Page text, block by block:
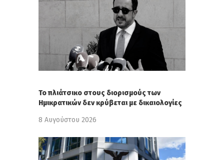
Το πλιάτσικο στους διορισμούς των
Ημικρατικών δεν κρύβεται με δικαιολογίες
8 Αυγούστου 2026